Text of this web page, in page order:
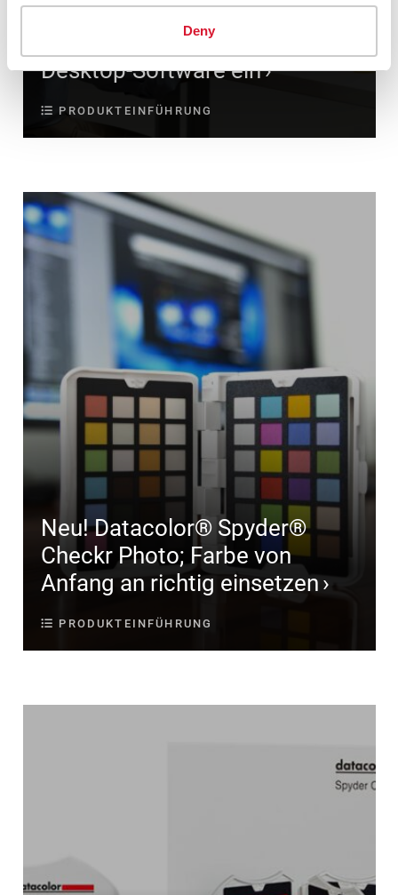
Deny
Datacolorführt Abonnement-
Zahlungsprogramm für
Desktop-Software ein
PRODUKTEINFÜHRUNG
Neu! Datacolor® Spyder®
Checkr Photo; Farbe von
Anfang an richtig einsetzen
PRODUKTEINFÜHRUNG